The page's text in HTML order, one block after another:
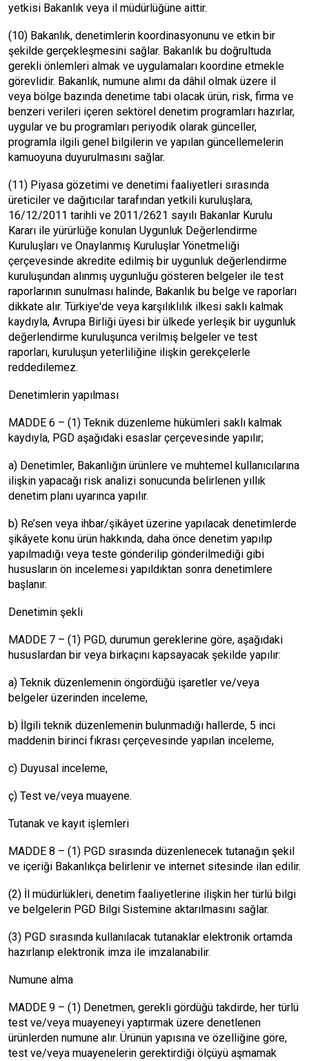
yetkisi Bakanlık veya il müdürlüğüne aittir.
(10) Bakanlık, denetimlerin koordinasyonunu ve etkin bir
şekilde gerçekleşmesini sağlar. Bakanlık bu doğrultuda
gerekli önlemleri almak ve uygulamaları koordine etmekle
görevlidir. Bakanlık, numune alımı da dâhil olmak üzere il
veya bölge bazında denetime tabi olacak ürün, risk, firma ve
benzeri verileri içeren sektörel denetim programları hazırlar,
uygular ve bu programları periyodik olarak günceller,
programla ilgili genel bilgilerin ve yapılan güncellemelerin
kamuoyuna duyurulmasını sağlar.
(11) Piyasa gözetimi ve denetimi faaliyetleri sırasında
üreticiler ve dağıtıcılar tarafından yetkili kuruluşlara,
16/12/2011 tarihli ve 2011/2621 sayılı Bakanlar Kurulu
Kararı ile yürürlüğe konulan Uygunluk Değerlendirme
Kuruluşları ve Onaylanmış Kuruluşlar Yönetmeliği
çerçevesinde akredite edilmiş bir uygunluk değerlendirme
kuruluşundan alınmış uygunluğu gösteren belgeler ile test
raporlarının sunulması halinde, Bakanlık bu belge ve raporları
dikkate alır. Türkiye'de veya karşılıklılık ilkesi saklı kalmak
kaydıyla, Avrupa Birliği üyesi bir ülkede yerleşik bir uygunluk
değerlendirme kuruluşunca verilmiş belgeler ve test
raporları, kuruluşun yeterliliğine ilişkin gerekçelerle
reddedilemez.
Denetimlerin yapılması
MADDE 6 – (1) Teknik düzenleme hükümleri saklı kalmak
kaydıyla, PGD aşağıdaki esaslar çerçevesinde yapılır;
a) Denetimler, Bakanlığın ürünlere ve muhtemel kullanıcılarına
ilişkin yapacağı risk analizi sonucunda belirlenen yıllık
denetim planı uyarınca yapılır.
b) Re’sen veya ihbar/şikâyet üzerine yapılacak denetimlerde
şikâyete konu ürün hakkında, daha önce denetim yapılıp
yapılmadığı veya teste gönderilip gönderilmediği gibi
hususların ön incelemesi yapıldıktan sonra denetimlere
başlanır.
Denetimin şekli
MADDE 7 – (1) PGD, durumun gereklerine göre, aşağıdaki
hususlardan bir veya birkaçını kapsayacak şekilde yapılır:
a) Teknik düzenlemenin öngördüğü işaretler ve/veya
belgeler üzerinden inceleme,
b) İlgili teknik düzenlemenin bulunmadığı hallerde, 5 inci
maddenin birinci fıkrası çerçevesinde yapılan inceleme,
c) Duyusal inceleme,
ç) Test ve/veya muayene.
Tutanak ve kayıt işlemleri
MADDE 8 – (1) PGD sırasında düzenlenecek tutanağın şekil
ve içeriği Bakanlıkça belirlenir ve internet sitesinde ilan edilir.
(2) İl müdürlükleri, denetim faaliyetlerine ilişkin her türlü bilgi
ve belgelerin PGD Bilgi Sistemine aktarılmasını sağlar.
(3) PGD sırasında kullanılacak tutanaklar elektronik ortamda
hazırlanıp elektronik imza ile imzalanabilir.
Numune alma
MADDE 9 – (1) Denetmen, gerekli gördüğü takdirde, her türlü
test ve/veya muayeneyi yaptırmak üzere denetlenen
ürünlerden numune alır. Ürünün yapısına ve özelliğine göre,
test ve/veya muayenelerin gerektirdiği ölçüyü aşmamak